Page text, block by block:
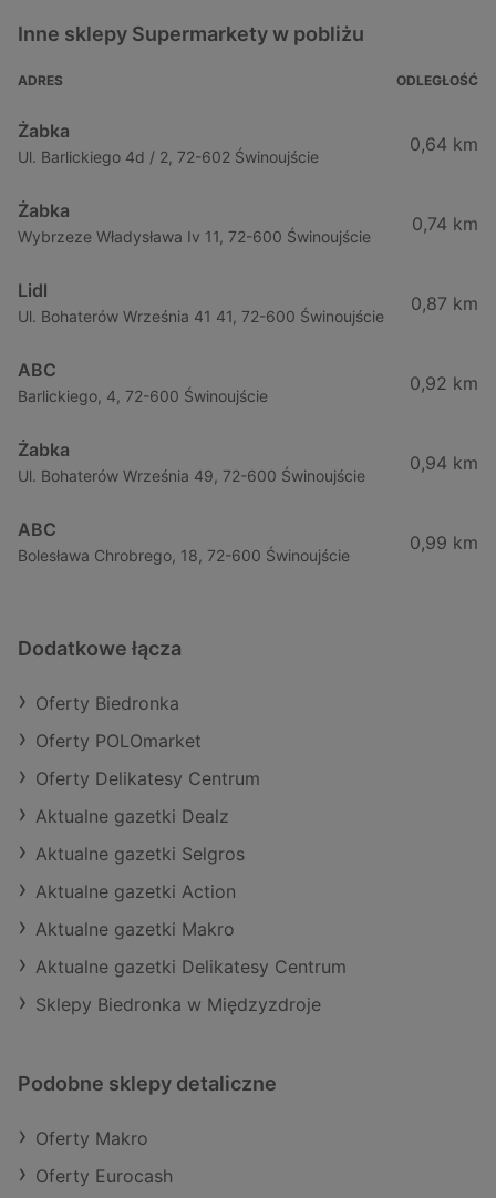
Inne sklepy Supermarkety w pobliżu
ADRES ODLEGŁOŚĆ
Żabka
Ul. Barlickiego 4d / 2, 72-602 Świnoujście
0,64 km
Żabka
Wybrzeze Władysława Iv 11, 72-600 Świnoujście
0,74 km
Lidl
Ul. Bohaterów Września 41 41, 72-600 Świnoujście
0,87 km
ABC
Barlickiego, 4, 72-600 Świnoujście
0,92 km
Żabka
Ul. Bohaterów Września 49, 72-600 Świnoujście
0,94 km
ABC
Bolesława Chrobrego, 18, 72-600 Świnoujście
0,99 km
Dodatkowe łącza
Oferty Biedronka
Oferty POLOmarket
Oferty Delikatesy Centrum
Aktualne gazetki Dealz
Aktualne gazetki Selgros
Aktualne gazetki Action
Aktualne gazetki Makro
Aktualne gazetki Delikatesy Centrum
Sklepy Biedronka w Międzyzdroje
Podobne sklepy detaliczne
Oferty Makro
Oferty Eurocash